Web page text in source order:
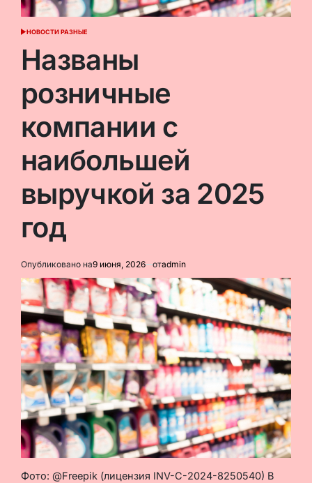
ОПУБЛИКОВАНО
НОВОСТИ РАЗНЫЕ
Названы
розничные
компании с
наибольшей
выручкой за 2025
год
Опубликовано на9 июня, 2026 отadmin
Фото: @Freepik (лицензия INV-C-2024-8250540) В